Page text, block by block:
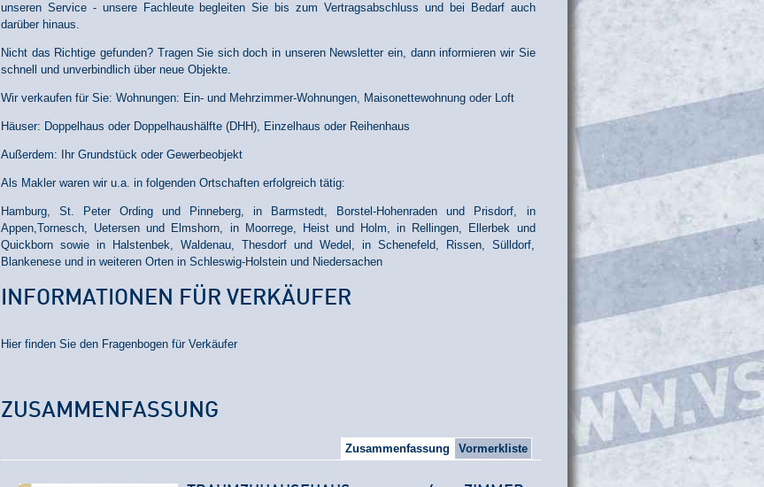
unseren Service - unsere Fachleute begleiten Sie bis zum Vertragsabschluss und bei Bedarf auch
darüber hinaus.
Nicht das Richtige gefunden? Tragen Sie sich doch in unseren Newsletter ein, dann informieren wir Sie
schnell und unverbindlich über neue Objekte.
Wir verkaufen für Sie: Wohnungen: Ein- und Mehrzimmer-Wohnungen, Maisonettewohnung oder Loft
Häuser: Doppelhaus oder Doppelhaushälfte (DHH), Einzelhaus oder Reihenhaus
Außerdem: Ihr Grundstück oder Gewerbeobjekt
Als Makler waren wir u.a. in folgenden Ortschaften erfolgreich tätig:
Hamburg, St. Peter Ording und Pinneberg, in Barmstedt, Borstel-Hohenraden und Prisdorf, in
Appen,Tornesch, Uetersen und Elmshorn, in Moorrege, Heist und Holm, in Rellingen, Ellerbek und
Quickborn sowie in Halstenbek, Waldenau, Thesdorf und Wedel, in Schenefeld, Rissen, Sülldorf,
Blankenese und in weiteren Orten in Schleswig-Holstein und Niedersachen
INFORMATIONEN FÜR VERKÄUFER
Hier finden Sie den Fragenbogen für Verkäufer
ZUSAMMENFASSUNG
Vormerkliste
Zusammenfassung